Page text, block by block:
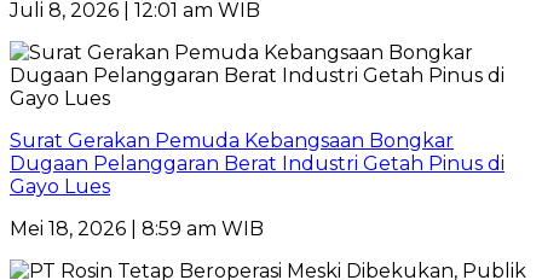
Juli 8, 2026 | 12:01 am WIB
Surat Gerakan Pemuda Kebangsaan Bongkar
Dugaan Pelanggaran Berat Industri Getah Pinus di
Gayo Lues
Mei 18, 2026 | 8:59 am WIB